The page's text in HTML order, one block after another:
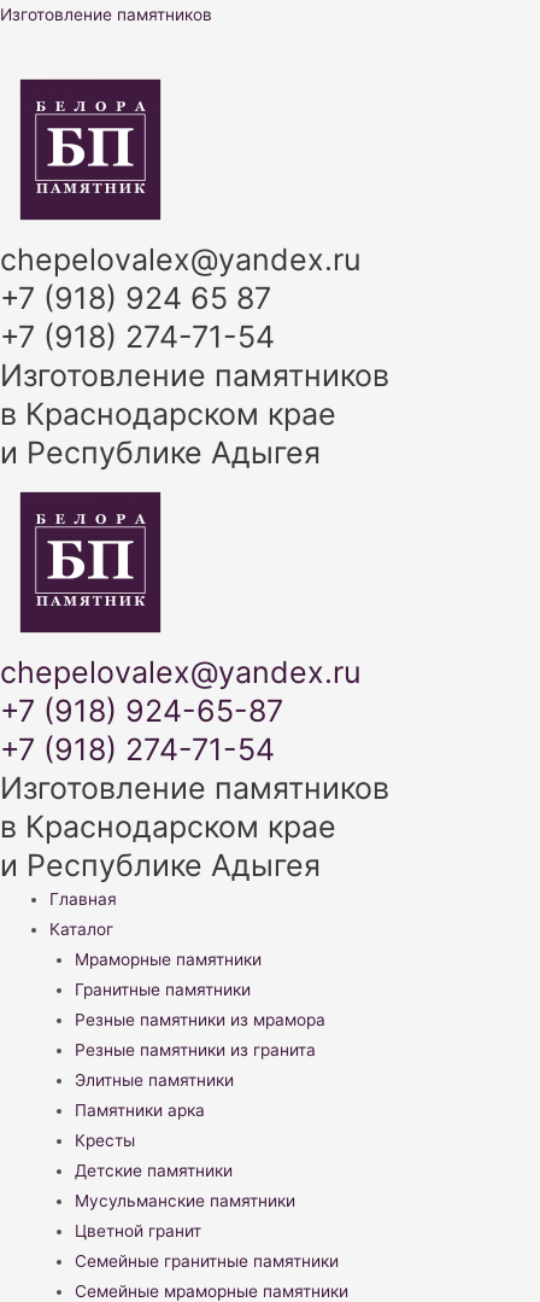
Перейти
Изготовление памятников
chepelovalex@yandex.ru
+7 (918) 924 65 87
+7 (918) 274-71-54
Изготовление памятников
в Краснодарском крае
и Республике Адыгея
chepelovalex@yandex.ru
+7 (918) 924-65-87
+7 (918) 274-71-54
Изготовление памятников
в Краснодарском крае
и Республике Адыгея
Меню
Главная
Каталог
Мраморные памятники
Гранитные памятники
Резные памятники из мрамора
Резные памятники из гранита
Элитные памятники
Памятники арка
Кресты
Детские памятники
Мусульманские памятники
Цветной гранит
Семейные гранитные памятники
Семейные мраморные памятники